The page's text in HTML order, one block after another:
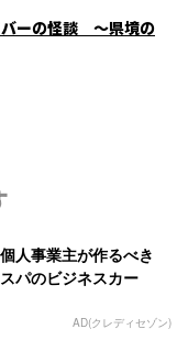
バーの怪談 ～県境の
人事業主が作るべき
スパのビジネスカー
AD(クレディセゾン)